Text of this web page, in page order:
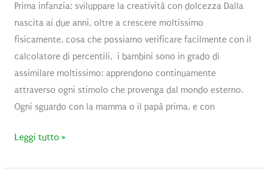
Prima infanzia: sviluppare la creatività con dolcezza Dalla
nascita ai due anni, oltre a crescere moltissimo
fisicamente, cosa che possiamo verificare facilmente con il
calcolatore di percentili, i bambini sono in grado di
assimilare moltissimo: apprendono continuamente
attraverso ogni stimolo che provenga dal mondo esterno.
Ogni sguardo con la mamma o il papà prima, e con
I
più
Leggi tutto »